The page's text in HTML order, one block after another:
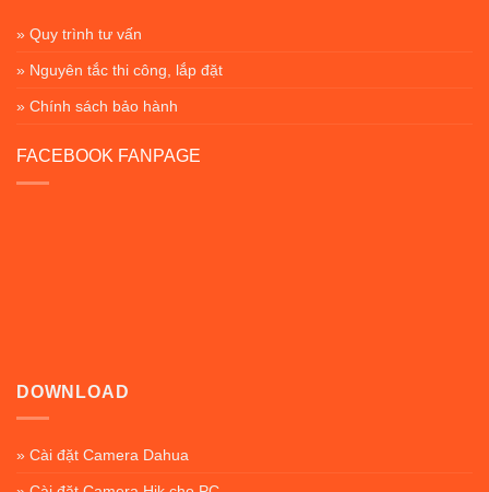
» Quy trình tư vấn
» Nguyên tắc thi công, lắp đặt
» Chính sách bảo hành
FACEBOOK FANPAGE
DOWNLOAD
» Cài đặt Camera Dahua